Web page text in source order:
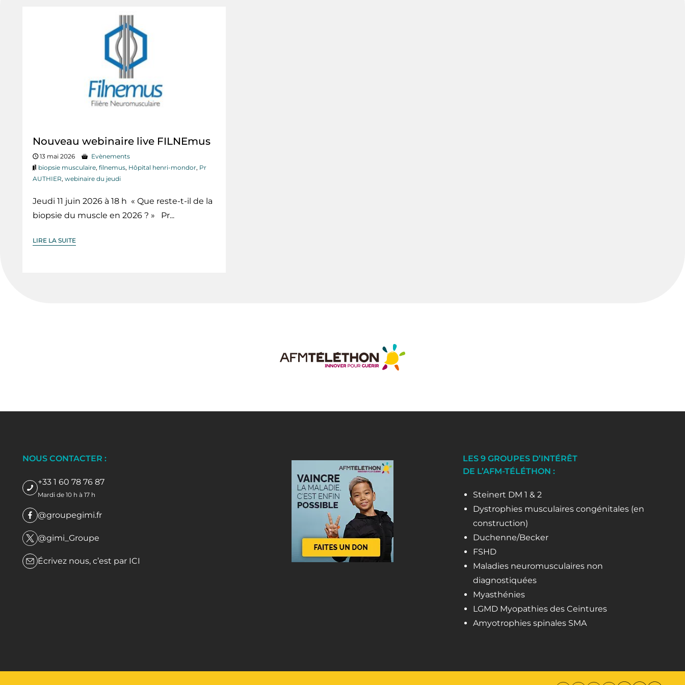
Nouveau webinaire live FILNEmus
13 mai 2026
Evènements
biopsie musculaire, filnemus, Hôpital henri-mondor, Pr
AUTHIER, webinaire du jeudi
Jeudi 11 juin 2026 à 18 h « Que reste-t-il de la
biopsie du muscle en 2026 ? » Pr...
LIRE LA SUITE
NOUS CONTACTER :
+33 1 60 78 76 87
Mardi de 10 h à 17 h
@groupegimi.fr
@gimi_Groupe
Écrivez nous, c’est par ICI
LES 9 GROUPES D’INTÉRÊT
DE L’AFM-TÉLÉTHON :
Steinert DM 1 & 2
Dystrophies musculaires congénitales (en
construction)
Duchenne/Becker
FSHD
Maladies neuromusculaires non
diagnostiquées
Myasthénies
LGMD Myopathies des Ceintures
Amyotrophies spinales SMA